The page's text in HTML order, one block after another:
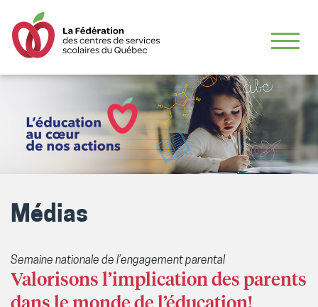
Médias
Semaine nationale de l’engagement parental
Valorisons l’implication des parents